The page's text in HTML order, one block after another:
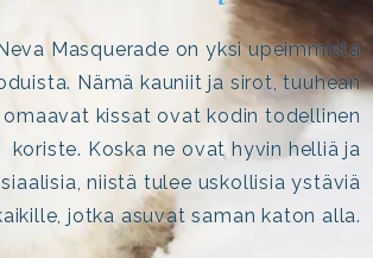
Masquerade on yksi upeimmista
Nämä kauniit ja sirot, tuuhean
omaavat kissat ovat kodin todellinen
koriste. Koska ne ovat hyvin helliä ja
niistä tulee uskollisia ystäviä
jotka asuvat saman katon alla.